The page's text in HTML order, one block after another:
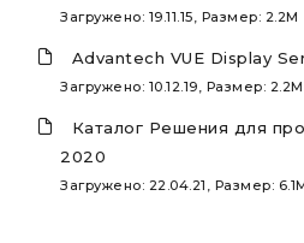
Загружено: 19.11.15, Размер: 2.2M
Advantech VUE Display
Загружено: 10.12.19, Размер: 2.2M
Каталог Решения для
2020
Загружено: 22.04.21, Размер: